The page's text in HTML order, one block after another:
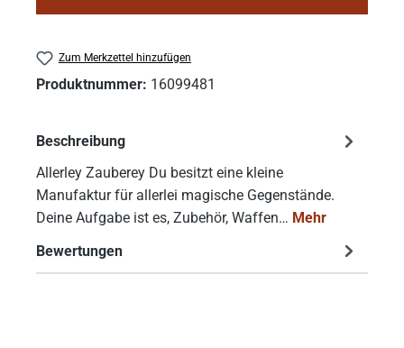
Zum Merkzettel hinzufügen
Produktnummer: 16099481
Beschreibung
Allerley Zauberey Du besitzt eine kleine
Manufaktur für allerlei magische Gegenstände.
Deine Aufgabe ist es, Zubehör, Waffen… Mehr
Bewertungen